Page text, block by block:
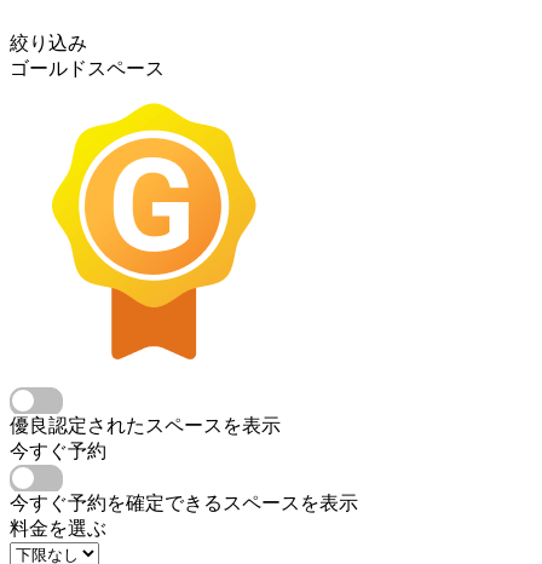
絞り込み
ゴールドスペース
優良認定されたスペースを表示
今すぐ予約
今すぐ予約を確定できるスペースを表示
料金を選ぶ